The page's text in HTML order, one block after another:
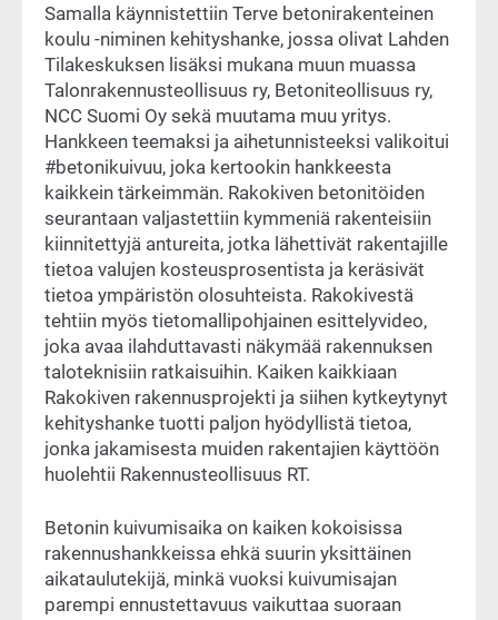
Samalla käynnistettiin Terve betonirakenteinen
koulu -niminen kehityshanke, jossa olivat Lahden
Tilakeskuksen lisäksi mukana muun muassa
Talonrakennusteollisuus ry, Betoniteollisuus ry,
NCC Suomi Oy sekä muutama muu yritys.
Hankkeen teemaksi ja aihetunnisteeksi valikoitui
#betonikuivuu, joka kertookin hankkeesta
kaikkein tärkeimmän. Rakokiven betonitöiden
seurantaan valjastettiin kymmeniä rakenteisiin
kiinnitettyjä antureita, jotka lähettivät rakentajille
tietoa valujen kosteusprosentista ja keräsivät
tietoa ympäristön olosuhteista. Rakokivestä
tehtiin myös tietomallipohjainen esittelyvideo,
joka avaa ilahduttavasti näkymää rakennuksen
taloteknisiin ratkaisuihin. Kaiken kaikkiaan
Rakokiven rakennusprojekti ja siihen kytkeytynyt
kehityshanke tuotti paljon hyödyllistä tietoa,
jonka jakamisesta muiden rakentajien käyttöön
huolehtii Rakennusteollisuus RT.
Betonin kuivumisaika on kaiken kokoisissa
rakennushankkeissa ehkä suurin yksittäinen
aikataulutekijä, minkä vuoksi kuivumisajan
parempi ennustettavuus vaikuttaa suoraan